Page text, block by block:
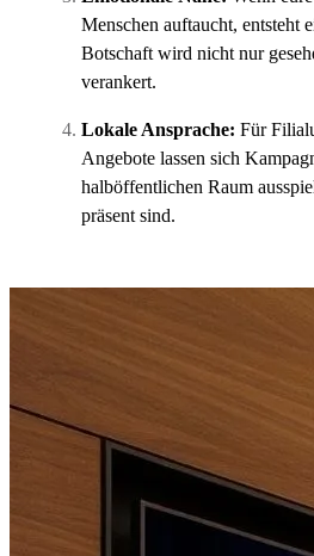
Menschen auftaucht, entsteht
Botschaft wird nicht nur
verankert.
Lokale Ansprache: Für
Angebote lassen sich
halböffentlichen Raum
präsent sind.